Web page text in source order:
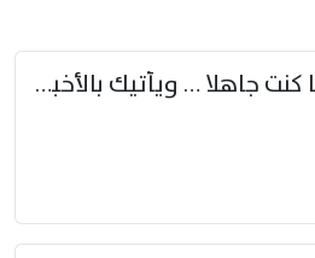
ستبدي لك الأيام ما كنت جاهلا … ويأتيك بالأخبار من لم تزوّد